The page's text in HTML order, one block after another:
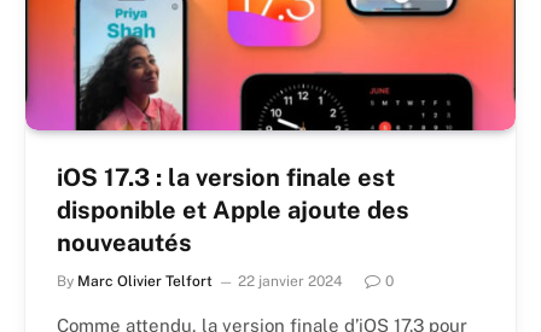
iOS 17.3 : la version finale est
disponible et Apple ajoute des
nouveautés
By Marc Olivier Telfort 22 janvier 2024 0
Comme attendu, la version finale d’iOS 17.3 pour